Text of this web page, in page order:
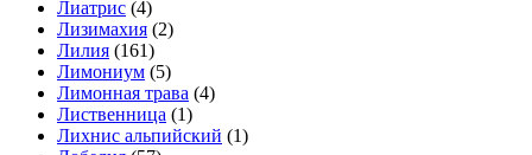
Лиатрис (4)
Лизимахия (2)
Лилия (161)
Лимониум (5)
Лимонная трава (4)
Лиственница (1)
Лихнис альпийский (1)